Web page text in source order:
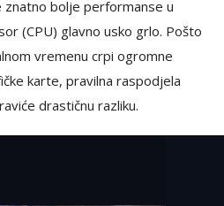
bolje performanse u
(CPU) glavno usko grlo. Pošto
vremenu crpi ogromne
karte, pravilna raspodjela
drastičnu razliku.